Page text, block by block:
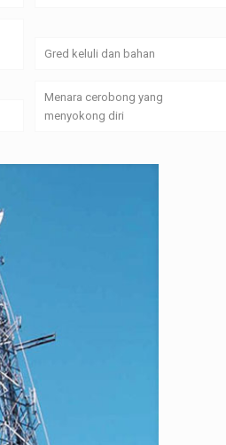
Gred keluli dan bahan
Menara cerobong yang
menyokong diri